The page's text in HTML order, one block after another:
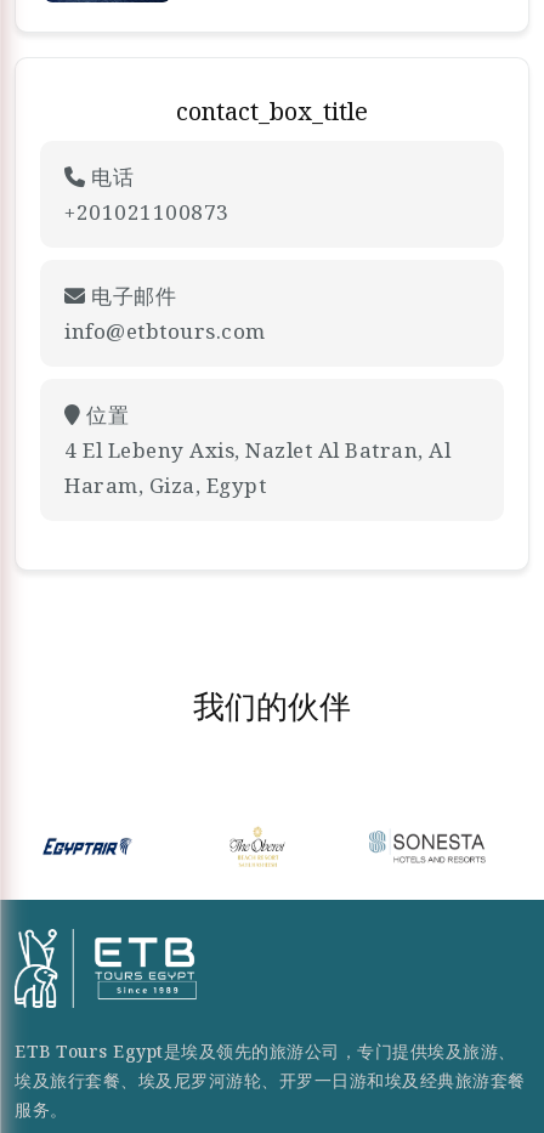
contact_box_title
电话
+201021100873
电子邮件
info@etbtours.com
位置
4 El Lebeny Axis, Nazlet Al Batran, Al
Haram, Giza, Egypt
我们的伙伴
ETB Tours Egypt是埃及领先的旅游公司，专门提供埃及旅游、
埃及旅行套餐、埃及尼罗河游轮、开罗一日游和埃及经典旅游套餐
服务。